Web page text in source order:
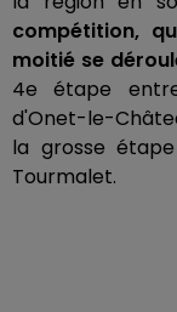
compétition,
moitié se
4e étape
d'Onet-le-
la grosse
Tourmalet.